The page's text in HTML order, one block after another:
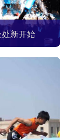
新开始